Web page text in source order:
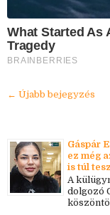
What Started As
Tragedy
BRAINBERRIES
← Újabb bejegyzés
Gáspár
ez még
is túl tesz
A
dolgozó